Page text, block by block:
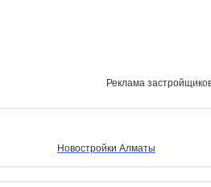
Реклама
Новостройки Алматы